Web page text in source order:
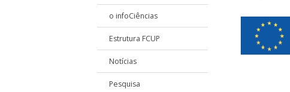
o infoCiências
Estrutura FCUP
Notícias
Pesquisa